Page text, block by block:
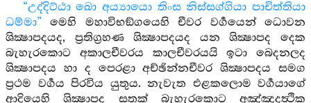
“උද්දිට්ඨා ඛො අය්‍යායො තිංස නිස්සග්ගියා පාචිත්තියා
ධම්මා” මෙහි මහාවිභඞ්ගයෙහි චීවර වර්‍ගයෙන් ධොවන
ශික්‍ෂාපදයද, ප්‍රතිග්‍රහණ ශික්‍ෂාපදයද යන ශික්‍ෂාපද දෙක
බැහැරකොට අකාලචීවරය කාලචීවරයයි ඉටා බෙදනලද
ශික්‍ෂාපදය හා ද පෙරළා අච්ඡින්නචීවර ශික්‍ෂාපදය සමග
ප්‍රථම වර්‍ගය පිරවිය යුතුය. නැවැත එළකලොම වර්‍ගයාගේ
ආදියෙහි ශික්‍ෂාපද සතක් බැහැරකොට අඤ්ඤදත්‍ථික